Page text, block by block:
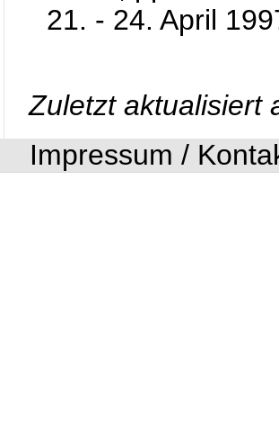
21. - 24. April
Zuletzt aktualisiert
Impressum /